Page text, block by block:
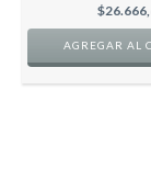
AGREGAR AL